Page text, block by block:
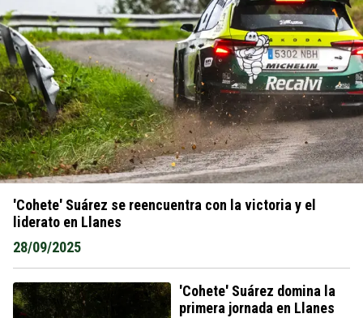
'Cohete' Suárez se reencuentra con la victoria y el
liderato en Llanes
28/09/2025
'Cohete' Suárez domina la
primera jornada en Llanes